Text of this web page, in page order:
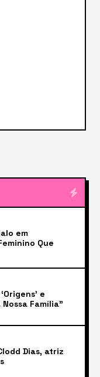
em
Que
e
Família”
Dias, atriz